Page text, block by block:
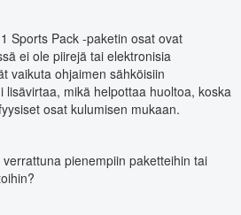
Sports Pack -paketin osat ovat
ei ole piirejä tai elektronisia
vaikuta ohjaimen sähköisiin
lisävirtaa, mikä helpottaa huoltoa, koska
osat kulumisen mukaan.
pienempiin paketteihin tai